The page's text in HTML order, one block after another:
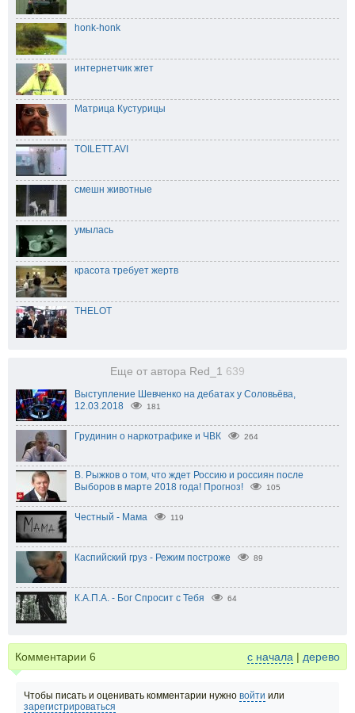
honk-honk
интернетчик жгет
Матрица Кустурицы
TOILETT.AVI
смешн животные
умылась
красота требует жертв
THELOT
Еще от автора Red_1 639
Выступление Шевченко на дебатах у Соловьёва,
12.03.2018
181
Грудинин о наркотрафике и ЧВК 264
В. Рыжков о том, что ждет Россию и россиян после
Выборов в марте 2018 года! Прогноз!
105
Честный - Мама 119
Каспийский груз - Режим построже 89
К.А.П.А. - Бог Спросит с Тебя 64
Комментарии 6 с начала | дерево
Чтобы писать и оценивать комментарии нужно войти или
зарегистрироваться